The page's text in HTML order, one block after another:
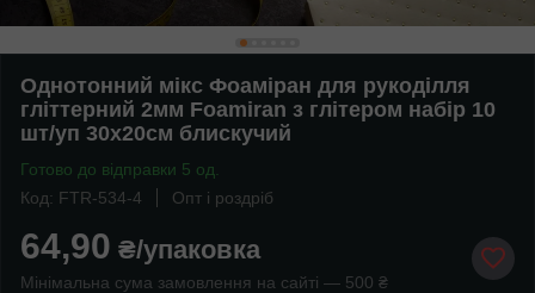
Однотонний мікс Фоаміран для рукоділля
гліттерний 2мм Foamiran з глітером набір 10
шт/уп 30х20см блискучий
Готово до відправки 5 од.
Код: FTR-534-4
Опт і роздріб
64,90 ₴/упаковка
Мінімальна сума замовлення на сайті — 500 ₴